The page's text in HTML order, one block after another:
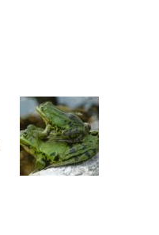
about
Hoera